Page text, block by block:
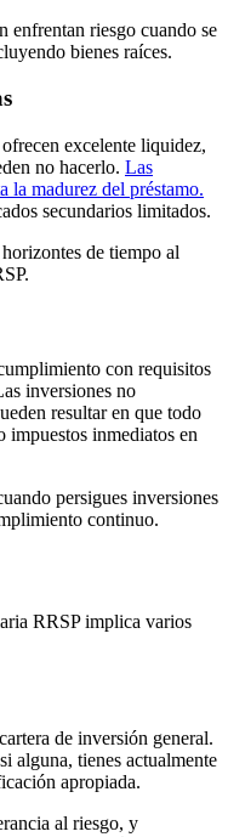
enfrentan riesgo cuando se
bienes raíces.
excelente liquidez,
no hacerlo. Las
la madurez del préstamo.
secundarios limitados.
de tiempo al
con requisitos
inversiones no
resultar en que todo
impuestos inmediatos en
persigues inversiones
continuo.
RRSP implica varios
de inversión general.
alguna, tienes actualmente
apropiada.
al riesgo, y